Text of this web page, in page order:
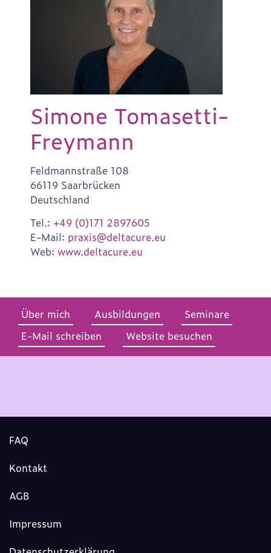
Simone Tomasetti-
Freymann
Feldmannstraße 108
66119 Saarbrücken
Deutschland
Tel.: +49 (0)171 2897605
E-Mail: praxis@deltacure.eu
Web: www.deltacure.eu
Über mich Ausbildungen
Seminare
E-Mail schreiben
Website besuchen
FAQ
Kontakt
AGB
Impressum